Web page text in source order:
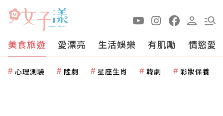
美食旅遊 愛漂亮 生活娛樂 有肌勵 情慾愛
心理測驗 陸劇 星座生肖 韓劇 彩妝保養